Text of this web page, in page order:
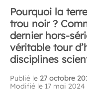
Pourquoi la
trou noir ?
dernier hors-
véritable tour
disciplines
Publié le 27 octobre
Modifié le 17 mai 2024